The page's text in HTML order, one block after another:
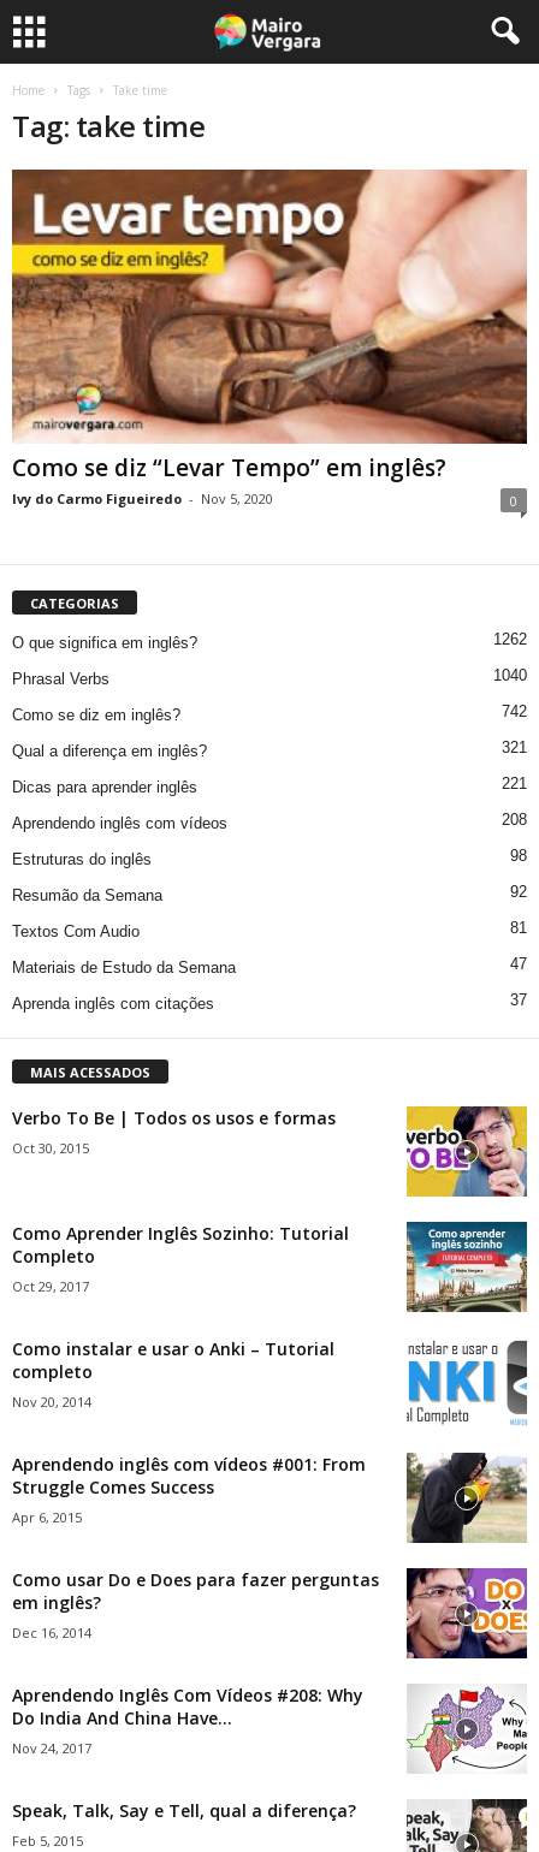
Home Tags Take time
Tag: take time
Como se diz “Levar Tempo” em inglês?
Ivy do Carmo Figueiredo - Nov 5, 2020 0
CATEGORIAS
O que significa em inglês? 1262
Phrasal Verbs 1040
Como se diz em inglês? 742
Qual a diferença em inglês? 321
Dicas para aprender inglês 221
Aprendendo inglês com vídeos 208
Estruturas do inglês 98
Resumão da Semana 92
Textos Com Audio 81
Materiais de Estudo da Semana 47
Aprenda inglês com citações 37
MAIS ACESSADOS
Verbo To Be | Todos os usos e formas
Oct 30, 2015
Como Aprender Inglês Sozinho: Tutorial
Completo
Oct 29, 2017
Como instalar e usar o Anki – Tutorial
completo
Nov 20, 2014
Aprendendo inglês com vídeos #001: From
Struggle Comes Success
Apr 6, 2015
Como usar Do e Does para fazer perguntas
em inglês?
Dec 16, 2014
Aprendendo Inglês Com Vídeos #208: Why
Do India And China Have...
Nov 24, 2017
Speak, Talk, Say e Tell, qual a diferença?
Feb 5, 2015